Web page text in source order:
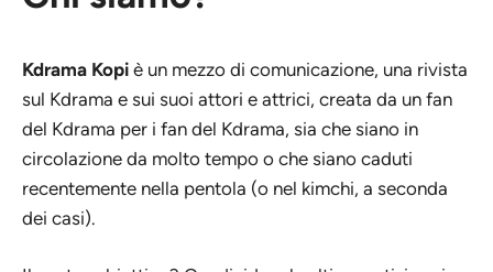
Kdrama Kopi è un mezzo di comunicazione, una rivista
sul Kdrama e sui suoi attori e attrici, creata da un fan
del Kdrama per i fan del Kdrama, sia che siano in
circolazione da molto tempo o che siano caduti
recentemente nella pentola (o nel kimchi, a seconda
dei casi).